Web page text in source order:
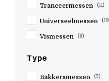
Mastrad
Mauviel
Microplane
Miyabi
Nogent
Tranceermessen (11)
Universeelmessen
Vismessen (8)
Type
Bakkersmessen (5)